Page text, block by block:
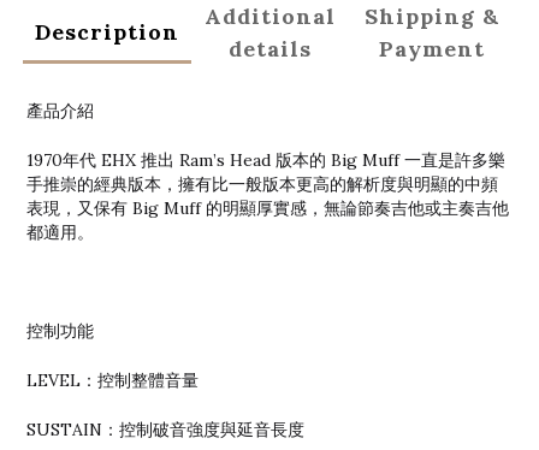
Description
Additional
details
Shipping &
Payment
產品介紹
1970年代 EHX 推出 Ram’s Head 版本的 Big Muff 一直是許多樂
手推崇的經典版本，擁有比一般版本更高的解析度與明顯的中頻
表現，又保有 Big Muff 的明顯厚實感，無論節奏吉他或主奏吉他
都適用。
控制功能
LEVEL：控制整體音量
SUSTAIN：控制破音強度與延音長度